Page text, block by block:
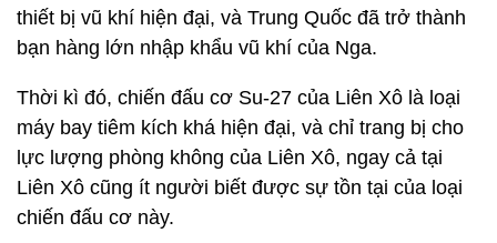
thiết bị vũ khí hiện đại, và Trung Quốc đã trở thành
bạn hàng lớn nhập khẩu vũ khí của Nga.
Thời kì đó, chiến đấu cơ Su-27 của Liên Xô là loại
máy bay tiêm kích khá hiện đại, và chỉ trang bị cho
lực lượng phòng không của Liên Xô, ngay cả tại
Liên Xô cũng ít người biết được sự tồn tại của loại
chiến đấu cơ này.